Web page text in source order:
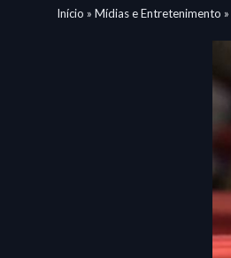
Início » Mídias e Entretenimento »